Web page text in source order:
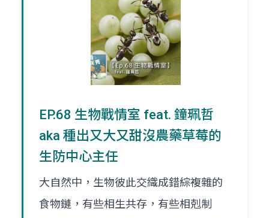
EP.68 生物戰情室 feat. 鐘珮哲
aka 種出又大又甜沒農藥草莓的
生防中心主任
大自然中，生物彼此交織成錯綜複雜的
食物鏈，有些相生共存，有些相剋制